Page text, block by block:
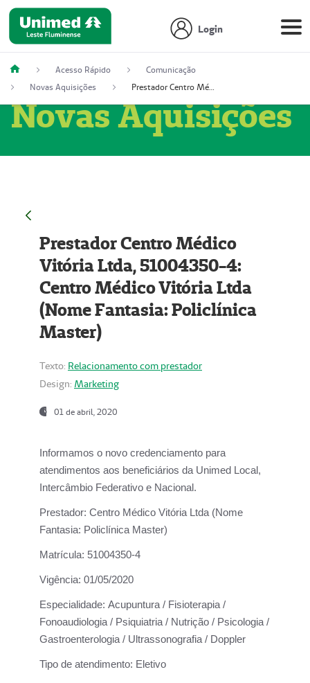
Login
Acesso Rápido
Comunicação
Novas Aquisições
Prestador Centro Médico Vitória Ltda, 51004350-4: Centro Médico Vitória Ltda (Nome Fantasia: Policlínica Master)
Novas Aquisições
Prestador Centro Médico
Vitória Ltda, 51004350-4:
Centro Médico Vitória Ltda
(Nome Fantasia: Policlínica
Master)
Texto: Relacionamento com prestador
Design: Marketing
01 de abril, 2020
Informamos o novo credenciamento para
atendimentos aos beneficiários da Unimed Local,
Intercâmbio Federativo e Nacional.
Prestador: Centro Médico Vitória Ltda (Nome
Fantasia: Policlínica Master)
Matrícula: 51004350-4
Vigência: 01/05/2020
Especialidade: Acupuntura / Fisioterapia /
Fonoaudiologia / Psiquiatria / Nutrição / Psicologia /
Gastroenterologia / Ultrassonografia / Doppler
Tipo de atendimento: Eletivo